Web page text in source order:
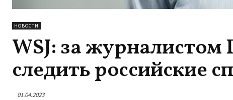
НОВОСТИ
WSJ: за
следить российские
01.04.2023